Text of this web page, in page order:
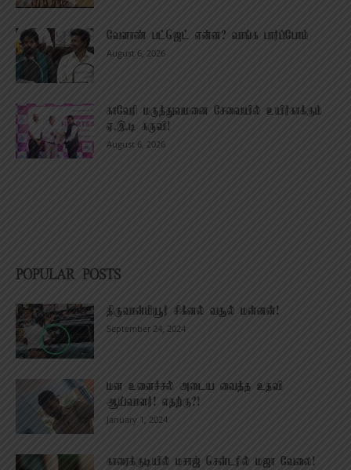
வேளாண் பட்ஜெட் என்ன? வாங்க பார்ப்போம்
August 6, 2026
காவேரி மருத்துவமனை சேவையில் உயிர்காக்கும்
ஏ.இ.டி கருவி!
August 6, 2026
POPULAR POSTS
திருவான்மியூர் சிக்னல் வசூல் மன்னன்!
September 24, 2024
மன உளைச்சல் அடைய வைத்த உதவி
ஆய்வாளர்! எதற்கு?!
January 1, 2024
காரைக்குடியில் மசாஜ் சென்டரில் மஜா வேலை!